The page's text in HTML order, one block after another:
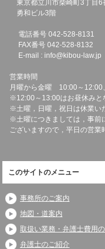
東京都立川市柴崎町3丁目6
勇和ビル3階
電話番号 042-528-8131
FAX番号 042-528-8132
E-mail : info@kibou-law.jp
営業時間
月曜から金曜 10:00～12:00
※12:00～13:00はお昼休みと
※土曜，日曜，祝日は休業い
※土曜につきましては，事前
ございますので，平日の営業
このサイトのメニュー
事務所のご案内
地図・道案内
取扱い業務・弁護士費用
弁護士のご紹介